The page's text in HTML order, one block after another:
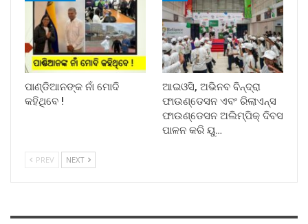
ପାଣ୍ଡିଆନଙ୍କ ନାଁ ମୋଦି
କହିଥିବେ !
ଆଇଓସି, ଅଭିନବ ବିନ୍ଦ୍ରା
ଫାଉଣ୍ଡେସନ ଏବଂ ରିଲାଏନ୍ସ
ଫାଉଣ୍ଡେସନ ଅଲିମ୍ପିକ୍ ଦିବସ
ପାଳନ କରି ୟୁ…
PREV NEXT